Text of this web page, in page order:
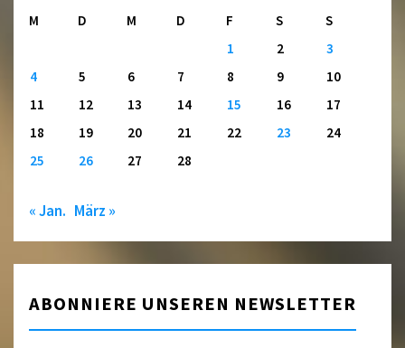
M
D M D F S
S
1
2
3
4
5 6 7 8 9
10
11
12 13 14 15 16
17
18
19 20 21 22 23
24
25
26 27 28
« Jan. März »
ABONNIERE UNSEREN NEWSLETTER